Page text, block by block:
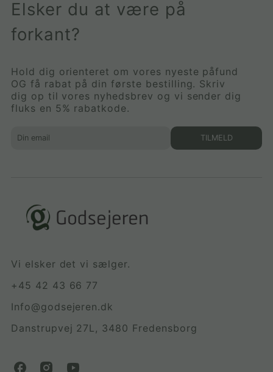
Elsker du at være på
forkant?
Hold dig orienteret om vores nyeste påfund
OG få rabat på din første bestilling. Skriv
dig op til vores nyhedsbrev og vi sender dig
fluks en 5% rabatkode.
TILMELD
Vi elsker det vi sælger.
+45 42 43 66 77
Info@godsejeren.dk
Danstrupvej 27L, 3480 Fredensborg